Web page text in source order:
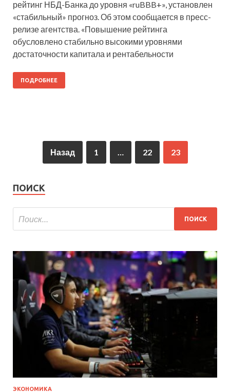
рейтинг НБД-Банка до уровня «ruBBB+», установлен
«стабильный» прогноз. Об этом сообщается в пресс-
релизе агентства. «Повышение рейтинга
обусловлено стабильно высокими уровнями
достаточности капитала и рентабельности
ПОДРОБНЕЕ
Назад 1 … 22 23
ПОИСК
ЭКОНОМИКА